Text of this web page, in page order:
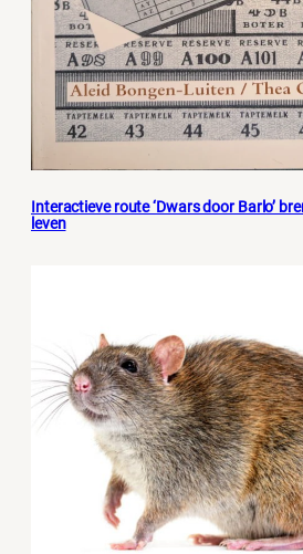
Interactieve route ‘Dwars door Barlo’
leven